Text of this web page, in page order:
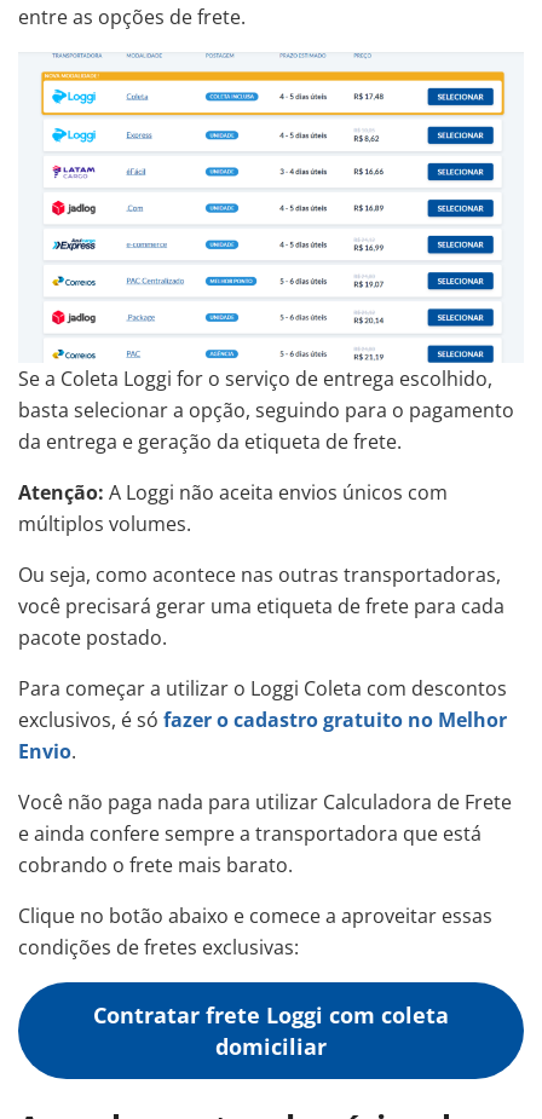
entre as opções de frete.
Se a Coleta Loggi for o serviço de entrega escolhido,
basta selecionar a opção, seguindo para o pagamento
da entrega e geração da etiqueta de frete.
Atenção: A Loggi não aceita envios únicos com
múltiplos volumes.
Ou seja, como acontece nas outras transportadoras,
você precisará gerar uma etiqueta de frete para cada
pacote postado.
Para começar a utilizar o Loggi Coleta com descontos
exclusivos, é só fazer o cadastro gratuito no Melhor
Envio.
Você não paga nada para utilizar Calculadora de Frete
e ainda confere sempre a transportadora que está
cobrando o frete mais barato.
Clique no botão abaixo e comece a aproveitar essas
condições de fretes exclusivas:
Contratar frete Loggi com coleta
domiciliar